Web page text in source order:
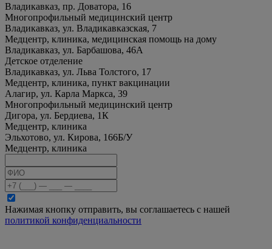
Владикавказ, пр. Доватора, 16
Многопрофильный медицинский центр
Владикавказ, ул. Владикавказская, 7
Медцентр, клиника, медицинская помощь на дому
Владикавказ, ул. Барбашова, 46А
Детское отделение
Владикавказ, ул. Льва Толстого, 17
Медцентр, клиника, пункт вакцинации
Алагир, ул. Карла Маркса, 39
Многопрофильный медицинский центр
Дигора, ул. Бердиева, 1К
Медцентр, клиника
Эльхотово, ул. Кирова, 166Б/У
Медцентр, клиника
Нажимая кнопку отправить, вы соглашаетесь с нашей
политикой конфиденциальности